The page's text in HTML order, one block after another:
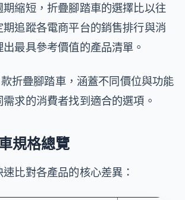
期縮短，折疊腳踏車的選擇比以往
期追蹤各電商平台的銷售排行與消
最具參考價值的產品清單。
折疊腳踏車，涵蓋不同價位與功能
求的消費者找到適合的選項。
規格總覽
比對各產品的核心差異：